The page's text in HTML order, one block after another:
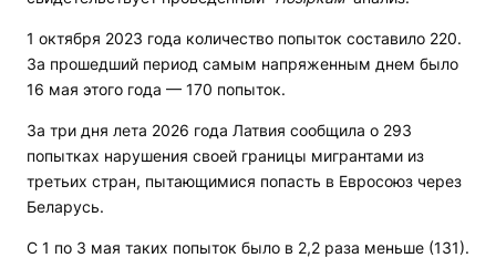
1 октября 2023 года количество попыток составило 220.
За прошедший период самым напряженным днем было
16 мая этого года — 170 попыток.
За три дня лета 2026 года Латвия сообщила о 293
попытках нарушения своей границы мигрантами из
третьих стран, пытающимися попасть в Евросоюз через
Беларусь.
С 1 по 3 мая таких попыток было в 2,2 раза меньше (131).